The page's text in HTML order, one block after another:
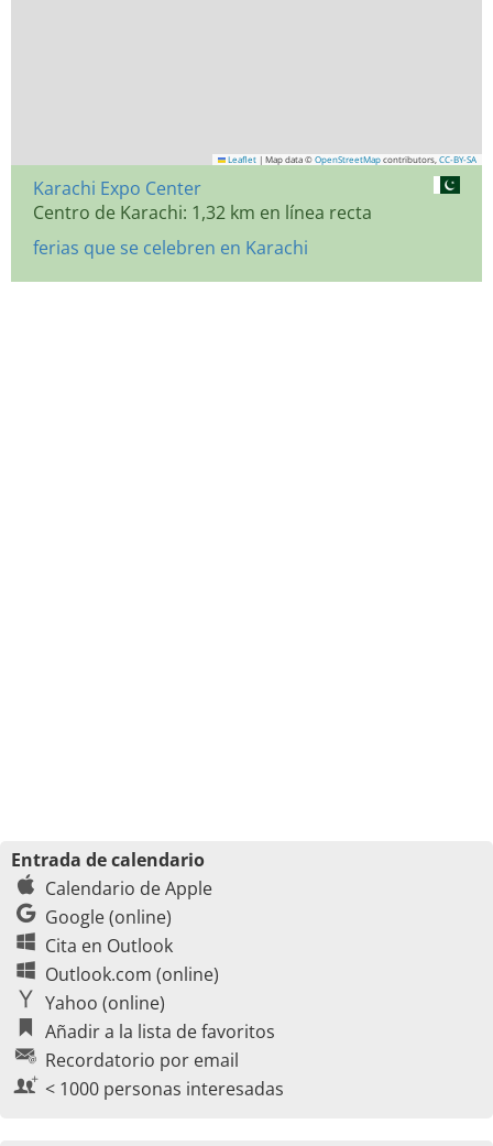
Leaflet | Map data © OpenStreetMap contributors, CC-BY-SA
Karachi Expo Center
Centro de Karachi: 1,32 km en línea recta
ferias que se celebren en Karachi
Entrada de calendario
Calendario de Apple
Google (online)
Cita en Outlook
Outlook.com (online)
Yahoo (online)
Añadir a la lista de favoritos
Recordatorio por email
< 1000 personas interesadas